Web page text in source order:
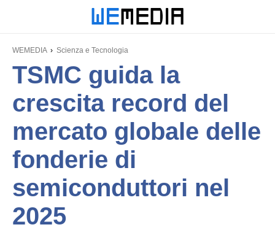
WEMEDIA Scienza e Tecnologia
TSMC guida la
crescita record del
mercato globale delle
fonderie di
semiconduttori nel
2025